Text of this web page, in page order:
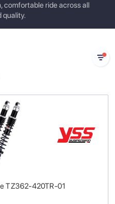
comfortable ride across all
quality.
TZ362-420TR-01